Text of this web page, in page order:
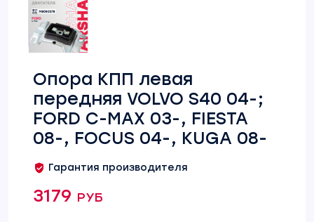
Опора КПП левая
передняя VOLVO S40 04-;
FORD C-MAX 03-, FIESTA
08-, FOCUS 04-, KUGA 08-
Гарантия производителя
3179 руб